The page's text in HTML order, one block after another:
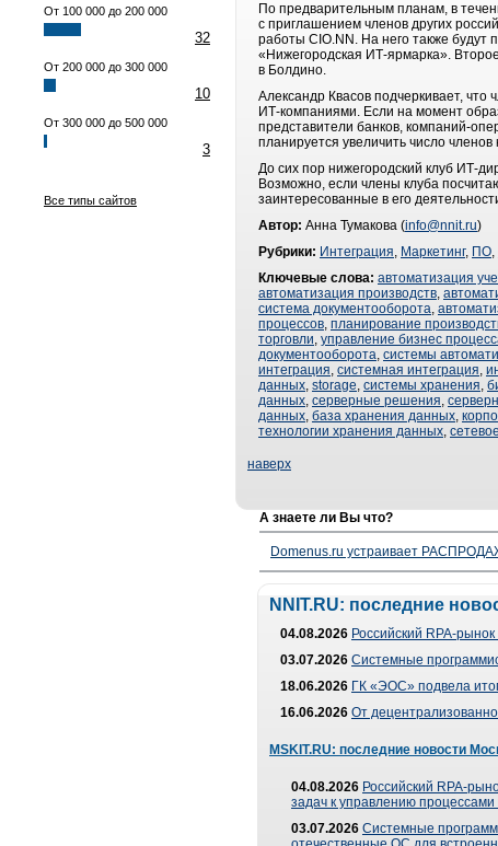
От 100 000 до 200 000
32
От 200 000 до 300 000
10
От 300 000 до 500 000
3
Все типы сайтов
По предварительным планам, в
с приглашением членов других
работы CIO.NN. На него также
«Нижегородская ИТ-ярмарка».
в Болдино.
Александр Квасов подчеркивает,
ИТ-компаниями. Если на момент
представители банков, компаний-
планируется увеличить число
До сих пор нижегородский клуб ИТ-
Возможно, если члены клуба
заинтересованные в его
Автор: Анна Тумакова (info@nnit.ru)
Рубрики: Интеграция, Маркетинг, ПО,
Ключевые слова: автоматизация
автоматизация производств,
система документооборота,
процессов, планирование
торговли, управление бизнес
документооборота, системы
интеграция, системная интеграция,
данных, storage, системы хранения,
данных, серверные решения,
данных, база хранения данных,
технологии хранения данных,
наверх
А знаете ли Вы что?
Domenus.ru устраивает
NNIT.RU: последние
04.08.2026 Российский RPA-
03.07.2026 Системные
18.06.2026 ГК «ЭОС» подвела
16.06.2026 От
MSKIT.RU: последние новости
04.08.2026 Российский RPA-
задач к управлению процессами
03.07.2026 Системные